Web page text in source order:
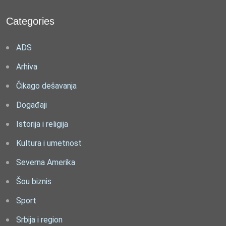
Categories
ADS
Arhiva
Čikago dešavanja
Događaji
Istorija i religija
Kultura i umetnost
Severna Amerika
Šou biznis
Sport
Srbija i region